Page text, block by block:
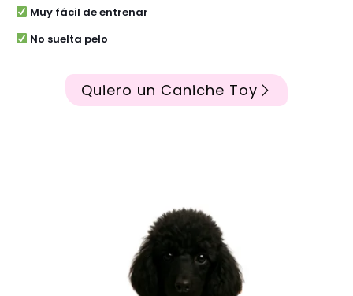
Muy fácil de entrenar
No suelta pelo
Quiero un Caniche Toy